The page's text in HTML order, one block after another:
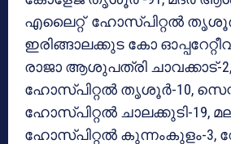
എലൈറ്റ് ഹോസ്പിറ്റൽ
ഇരിങ്ങാലക്കുട കോ
രാജാ ആശുപത്രി ചാവക്കാട്-
ഹോസ്പിറ്റൽ തൃശൂർ-10,
ഹോസ്പിറ്റൽ ചാലക്കുടി-19,
ഹോസ്പിറ്റൽ കുന്നംകുളം-3,